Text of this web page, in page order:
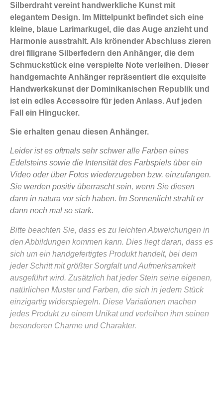
Silberdraht vereint handwerkliche Kunst mit
elegantem Design. Im Mittelpunkt befindet sich eine
kleine, blaue Larimarkugel, die das Auge anzieht und
Harmonie ausstrahlt. Als krönender Abschluss zieren
drei filigrane Silberfedern den Anhänger, die dem
Schmuckstück eine verspielte Note verleihen. Dieser
handgemachte Anhänger repräsentiert die exquisite
Handwerkskunst der Dominikanischen Republik und
ist ein edles Accessoire für jeden Anlass. Auf jeden
Fall ein Hingucker.
Sie erhalten genau diesen Anhänger.
Leider ist es oftmals sehr schwer alle Farben eines
Edelsteins sowie die Intensität des Farbspiels über ein
Video oder über Fotos wiederzugeben bzw. einzufangen.
Sie werden positiv überrascht sein, wenn Sie diesen
dann in natura vor sich haben. Im Sonnenlicht strahlt er
dann noch mal so stark.
Bitte beachten Sie, dass es zu leichten Abweichungen in
den Abbildungen kommen kann. Dies liegt daran, dass es
sich um ein handgefertigtes Produkt handelt, bei dem
jeder Schritt mit größter Sorgfalt und Aufmerksamkeit
ausgeführt wird. Zusätzlich hat jeder Stein seine eigenen,
natürlichen Muster und Farben, die sich in jedem Stück
einzigartig widerspiegeln. Diese Variationen machen
jedes Produkt zu einem Unikat und verleihen ihm seinen
besonderen Charme und Charakter.